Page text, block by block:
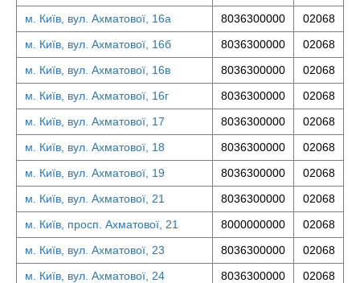
м. Київ, вул. Ахматової, 16а 8036300000
02068
м. Київ, вул. Ахматової, 16б
8036300000
02068
м. Київ, вул. Ахматової, 16в
8036300000
02068
м. Київ, вул. Ахматової, 16г
8036300000
02068
м. Київ, вул. Ахматової, 17
8036300000
02068
м. Київ, вул. Ахматової, 18
8036300000
02068
м. Київ, вул. Ахматової, 19
8036300000
02068
м. Київ, вул. Ахматової, 21
8036300000
02068
м. Київ, просп. Ахматової, 21
8000000000
02068
м. Київ, вул. Ахматової, 23
8036300000
02068
м. Київ, вул. Ахматової, 24
8036300000
02068